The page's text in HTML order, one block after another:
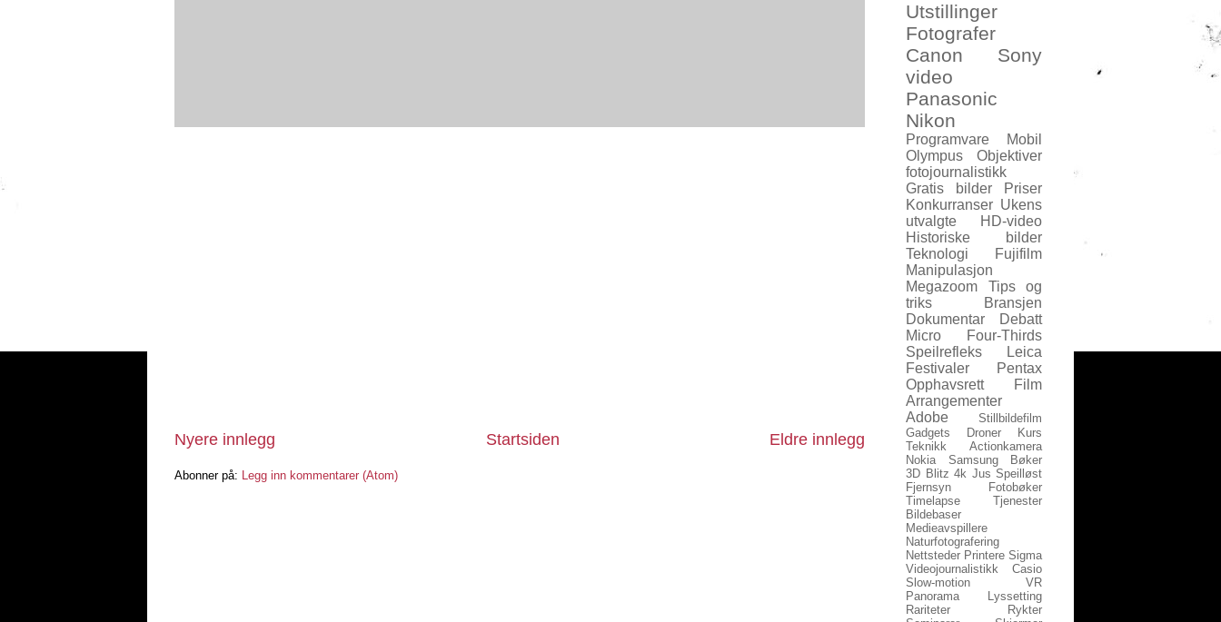
Nyere innlegg Eldre innlegg
Startsiden
Abonner på: Legg inn kommentarer (Atom)
Utstillinger
Fotografer
Canon
Sony
video
Panasonic
Nikon
Programvare
Mobil
Olympus
Objektiver
fotojournalistikk
Gratis bilder
Priser
Konkurranser Ukens
utvalgte
HD-video
Historiske bilder
Teknologi
Fujifilm
Manipulasjon
Megazoom
Tips og
triks
Bransjen
Dokumentar
Debatt
Micro Four-Thirds
Speilrefleks
Leica
Festivaler
Pentax
Opphavsrett
Film
Arrangementer
Adobe
Stillbildefilm
Gadgets
Droner
Kurs
Teknikk
Actionkamera
Nokia
Samsung
Bøker
3D Blitz 4k Jus Speilløst
Fjernsyn
Fotobøker
Timelapse
Tjenester
Bildebaser
Medieavspillere
Naturfotografering
Nettsteder Printere Sigma
Videojournalistikk
Casio
Slow-motion
VR
Panorama
Lyssetting
Rariteter
Rykter